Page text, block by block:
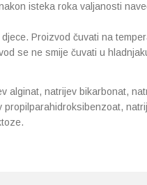
isteka roka valjanosti
Proizvod čuvati na
se ne smije čuvati u
alginat, natrijev bikarbonat,
propilparahidroksibenzoat,